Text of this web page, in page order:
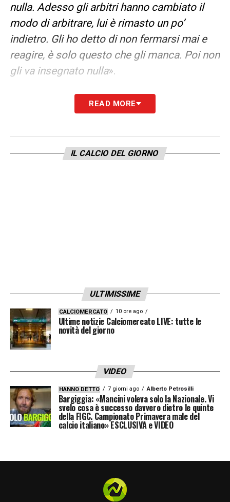
nulla. Adesso gli arbitri hanno cambiato il
modo di arbitrare, lui è rimasto un po’
indietro. Gli ho detto di non fermarsi mai e
reagire, è solo questo che gli manca. Poi non
gli va insegnato nulla».
– «Mats può fare quello che
vuole, sta conoscendo anche la città e sta
gli altri. Io voglio vincere tutte le partite, non
ho alcuna remora con nessuno, questi
ma prima devono dimostrarcelo».
LA PLAYLIST DELLE NOSTRE TOP NEWS
READ MORE
IL CALCIO DEL GIORNO
ULTIMISSIME
CALCIOMERCATO 10 ore ago
Ultime notizie Calciomercato LIVE: tutte le
novità del giorno
VIDEO
HANNO DETTO 7 giorni ago Alberto Petrosilli
Bargiggia: «Mancini voleva solo la Nazionale. Vi
svelo cosa è successo davvero dietro le quinte
della FIGC. Campionato Primavera male del
calcio italiano» ESCLUSIVA e VIDEO